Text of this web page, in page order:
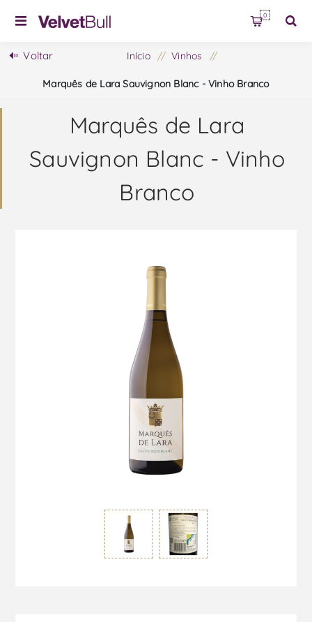
0
Voltar Início / Vinhos /
Marquês de Lara Sauvignon Blanc - Vinho Branco
Marquês de Lara
Sauvignon Blanc - Vinho
Branco